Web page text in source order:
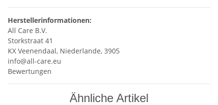
Herstellerinformationen:
All Care B.V.
Storkstraat 41
KX Veenendaal, Niederlande, 3905
info@all-care.eu
Bewertungen
Ähnliche Artikel